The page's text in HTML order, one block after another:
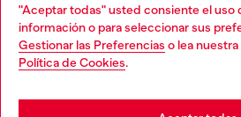
"Aceptar todas" usted consiente el uso
información o para seleccionar sus
Gestionar las Preferencias o lea nuestra
Política de Cookies.